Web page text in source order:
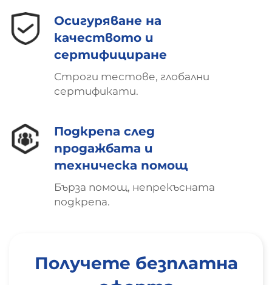
Осигуряване на
качеството и
сертифициране
Строги тестове, глобални
сертификати.
Подкрепа след
продажбата и
техническа помощ
Бърза помощ, непрекъсната
подкрепа.
Получете безплатна